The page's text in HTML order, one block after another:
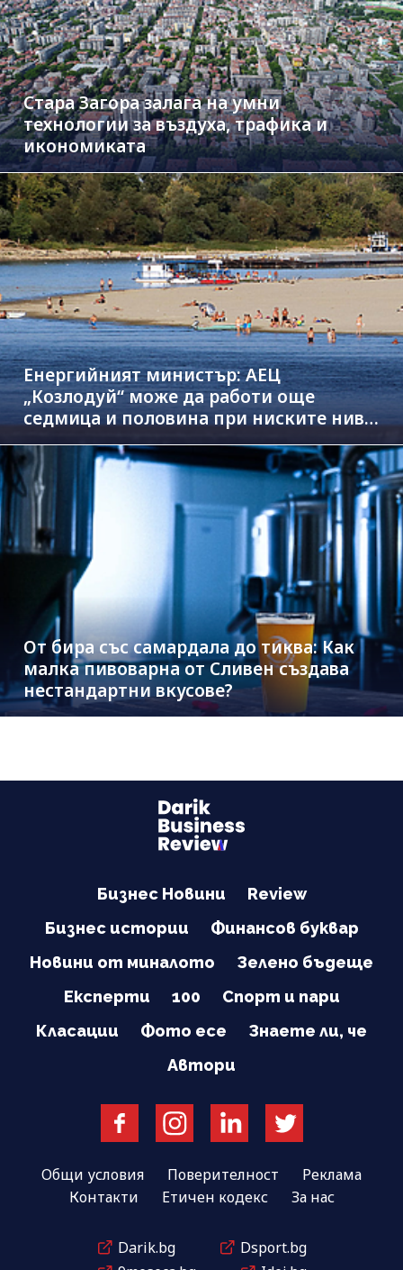
Стара Загора залага на умни
технологии за въздуха, трафика и
икономиката
Енергийният министър: АЕЦ
„Козлодуй“ може да работи още
седмица и половина при ниските нива
на Дунав
От бира със самардала до тиква: Как
малка пивоварна от Сливен създава
нестандартни вкусове?
Бизнес Новини
Review
Бизнес истории
Финансов буквар
Новини от миналото
Зелено бъдеще
Експерти
100
Спорт и пари
Класации
Фото есе
Знаете ли, че
Автори
Общи условия Поверителност
Реклама
Контакти
Етичен кодекс За нас
Darik.bg
Dsport.bg